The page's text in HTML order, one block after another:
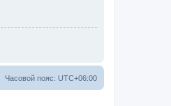
Часовой пояс: UTC+06:00